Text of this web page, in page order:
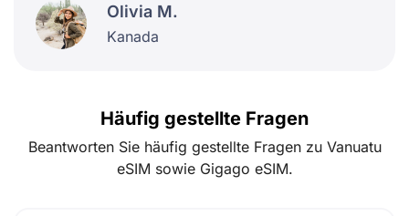
Olivia M.
Kanada
Häufig gestellte Fragen
Beantworten Sie häufig gestellte Fragen zu Vanuatu
eSIM sowie Gigago eSIM.